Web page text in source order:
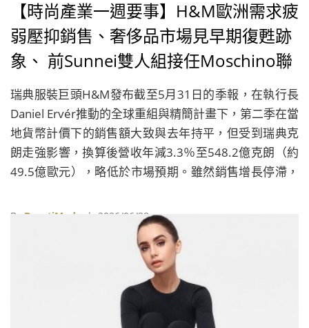
【時尚產業一週要事】H&M歐洲需求疲
弱壓抑銷售、奢侈品市場見早期復甦跡
象、 前Sunnei雙人組接任Moschino聯
合創意總監
瑞典服裝巨頭H&M發布截至5月31日的季報，在執行長
Daniel Ervér推動的全球重組與精簡計畫下，第二季在當
地貨幣計價下的銷售額大致與去年持平，但受到瑞典克
朗走強影響，換算後營收年減3.3％至548.2億克朗（約
49.5億歐元），略低於市場預期。雖然銷售增長停滯，
速決策，以及排除一次性重組費用後的營業利益增長，
集團整體獲利能力與毛利率均有顯著改善。分析師指
出，H&M雖在重組實體通路並縮減3％門市，但其利潤
率、庫存紀律及供應鏈彈性已較往年大為提升。
By BeautiMode | 2026/06/28